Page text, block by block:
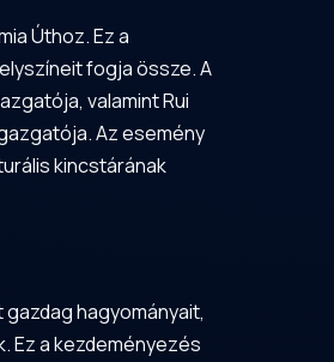
Úthoz. Ez a
fogja össze. A
valamint Rui
Az esemény
kincstárának
hagyományait,
Ez a kezdeményezés